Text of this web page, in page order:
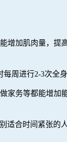
增加肌肉量，提
周进行2-3次全身
家务等都能增加
适合时间紧张的人